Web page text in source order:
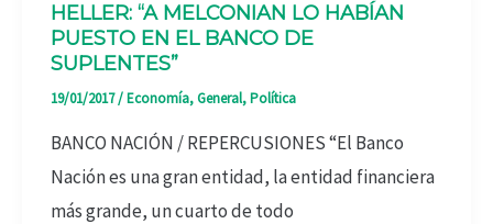
HELLER: “A MELCONIAN LO HABÍAN
PUESTO EN EL BANCO DE
SUPLENTES”
19/01/2017/Economía,General,Política
BANCO NACIÓN / REPERCUSIONES “El Banco
Nación es una gran entidad, la entidad financiera
más grande, un cuarto de todo